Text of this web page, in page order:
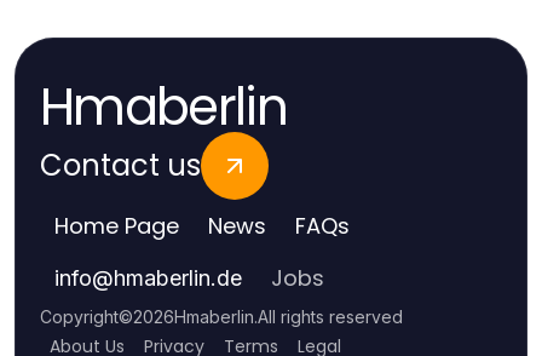
Hmaberlin
Contact us
Home Page News FAQs
info@hmaberlin.de Jobs
Copyright©2026Hmaberlin.All rights reserved
About Us Privacy Terms Legal